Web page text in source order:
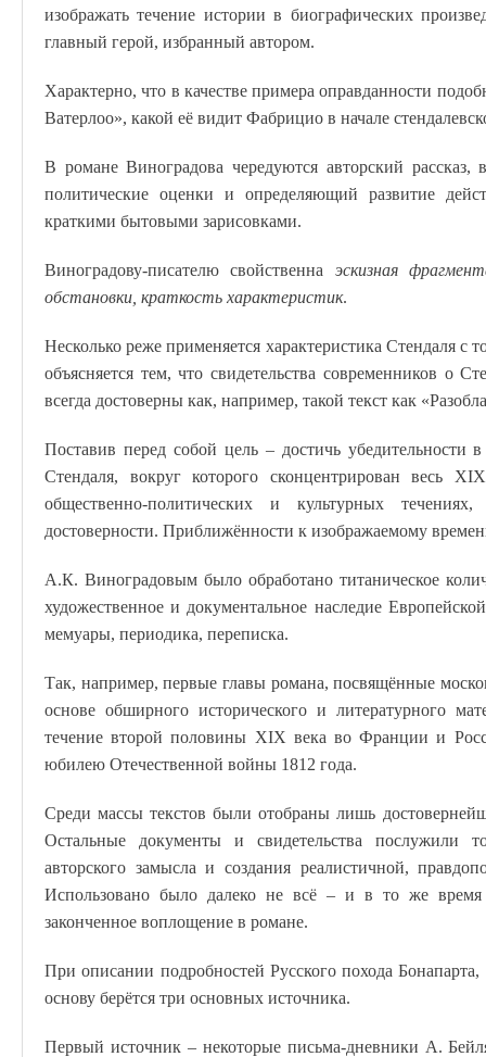
изображать течение истории в биографических
главный герой, избранный автором.
Характерно, что в качестве примера оправданности
Ватерлоо», какой её видит Фабрицио в начале
В романе Виноградова чередуются авторский
политические оценки и определяющий развитие
краткими бытовыми зарисовками.
Виноградову-писателю свойственна эскизная
обстановки, краткость характеристик.
Несколько реже применяется характеристика Стендаля с
объясняется тем, что свидетельства современников о
всегда достоверны как, например, такой текст как
Поставив перед собой цель – достичь убедительности
Стендаля, вокруг которого сконцентрирован весь
общественно-политических и культурных
достоверности. Приближённости к изображаемому
А.К. Виноградовым было обработано титаническое
художественное и документальное наследие
мемуары, периодика, переписка.
Так, например, первые главы романа, посвящённые
основе обширного исторического и литературного
течение второй половины XIX века во Франции и
юбилею Отечественной войны 1812 года.
Среди массы текстов были отобраны лишь
Остальные документы и свидетельства послужили
авторского замысла и создания реалистичной,
Использовано было далеко не всё – и в то же время
законченное воплощение в романе.
При описании подробностей Русского похода
основу берётся три основных источника.
Первый источник – некоторые письма-дневники А.